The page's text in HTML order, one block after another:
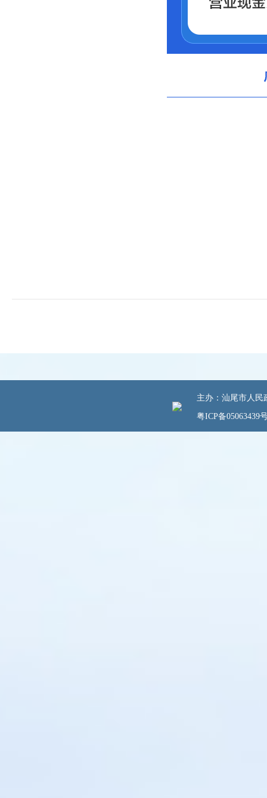
主办：汕尾市人民
粤ICP备05063439